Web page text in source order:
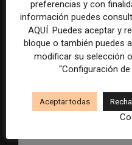
inteligencia artificial
preferencias y con
información puedes
AQUÍ. Puedes aceptar y
bloque o también puedes
modificar su selección
“Configuración de
Aceptar todas